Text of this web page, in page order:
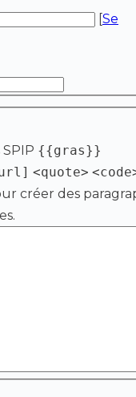
[Se
{{gras}}
<quote>
créer des